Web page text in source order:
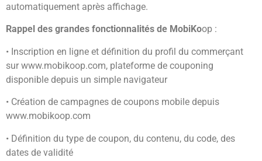
automatiquement après affichage.
Rappel des grandes fonctionnalités de MobiKoop :
• Inscription en ligne et définition du profil du commerçant
sur www.mobikoop.com, plateforme de couponing
disponible depuis un simple navigateur
• Création de campagnes de coupons mobile depuis
www.mobikoop.com
• Définition du type de coupon, du contenu, du code, des
dates de validité